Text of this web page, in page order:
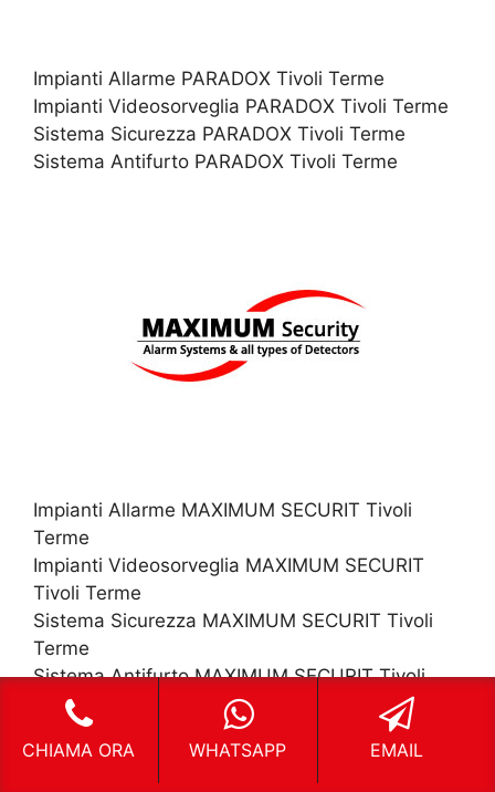
Impianti Allarme PARADOX Tivoli Terme
Impianti Videosorveglia PARADOX Tivoli Terme
Sistema Sicurezza PARADOX Tivoli Terme
Sistema Antifurto PARADOX Tivoli Terme
Impianti Allarme MAXIMUM SECURIT Tivoli
Terme
Impianti Videosorveglia MAXIMUM SECURIT
Tivoli Terme
Sistema Sicurezza MAXIMUM SECURIT Tivoli
Terme
Sistema Antifurto MAXIMUM SECURIT Tivoli
Terme
CHIAMA ORA WHATSAPP EMAIL